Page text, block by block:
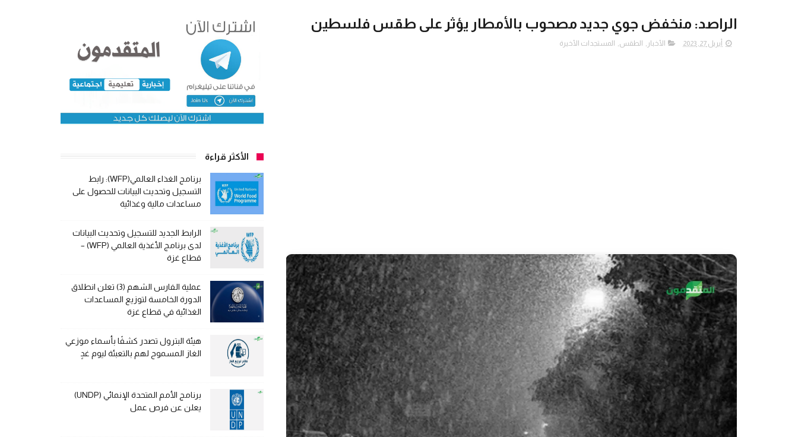
الراصد: منخفض جوي جديد مصحوب بالأمطار يؤثر على طقس فلسطين
أبريل 27, 2023 الأخبار , الطقس, المستجدات الأخيرة
الأكثر قراءة
برنامج الغذاء العالمي(WFP): رابط
التسجيل وتحديث البيانات للحصول على
مساعدات مالية وغذائية
الرابط الجديد للتسجيل وتحديث البيانات
لدى برنامج الأغذية العالمي (WFP) –
قطاع غزة
عملية الفارس الشهم (3) تعلن انطلاق
الدورة الخامسة لتوزيع المساعدات
الغذائية في قطاع غزة
هيئة البترول تصدر كشفًا بأسماء موزعي
الغاز المسموح لهم بالتعبئة ليوم غدٍ
برنامج الأمم المتحدة الإنمائي (UNDP)
يعلن عن فرص عمل